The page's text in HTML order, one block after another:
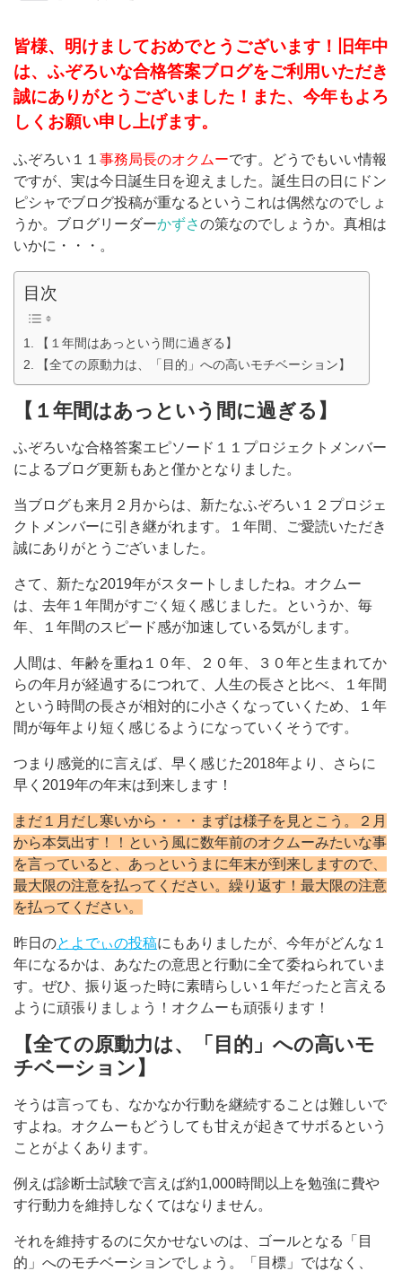
皆様、明けましておめでとうございます！旧年中
は、ふぞろいな合格答案ブログをご利用いただき
誠にありがとうございました！また、今年もよろ
しくお願い申し上げます。
ふぞろい１１ 事務局長のオクムーです。どうでもいい情報
ですが、実は今日誕生日を迎えました。誕生日の日にドン
ピシャでブログ投稿が重なるというこれは偶然なのでしょ
うか。ブログリーダーかずさの策なのでしょうか。真相は
いかに・・・。
目次
【１年間はあっという間に過ぎる】
【全ての原動力は、「目的」への高いモチベーション】
【１年間はあっという間に過ぎる】
ふぞろいな合格答案エピソード１１プロジェクトメンバー
によるブログ更新もあと僅かとなりました。
当ブログも来月２月からは、新たなふぞろい１２プロジェ
クトメンバーに引き継がれます。１年間、ご愛読いただき
誠にありがとうございました。
さて、新たな2019年がスタートしましたね。オクムー
は、去年１年間がすごく短く感じました。というか、毎
年、１年間のスピード感が加速している気がします。
人間は、年齢を重ね１０年、２０年、３０年と生まれてか
らの年月が経過するにつれて、人生の長さと比べ、１年間
という時間の長さが相対的に小さくなっていくため、１年
間が毎年より短く感じるようになっていくそうです。
つまり感覚的に言えば、早く感じた2018年より、さらに
早く2019年の年末は到来します！
まだ１月だし寒いから・・・まずは様子を見とこう。２月
から本気出す！！という風に数年前のオクムーみたいな事
を言っていると、あっというまに年末が到来しますので、
最大限の注意を払ってください。繰り返す！最大限の注意
を払ってください。
昨日のとよでぃの投稿にもありましたが、今年がどんな１
年になるかは、あなたの意思と行動に全て委ねられていま
す。ぜひ、振り返った時に素晴らしい１年だったと言える
ように頑張りましょう！オクムーも頑張ります！
【全ての原動力は、「目的」への高いモ
チベーション】
そうは言っても、なかなか行動を継続することは難しいで
すよね。オクムーもどうしても甘えが起きてサボるという
ことがよくあります。
例えば診断士試験で言えば約1,000時間以上を勉強に費や
す行動力を維持しなくてはなりません。
それを維持するのに欠かせないのは、ゴールとなる「目
的」へのモチベーションでしょう。「目標」ではなく、